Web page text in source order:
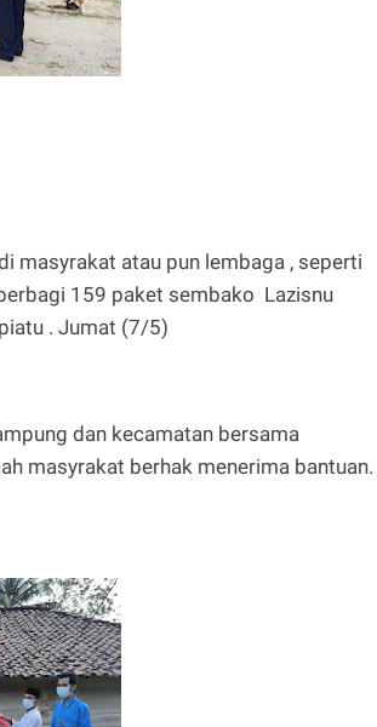
masyrakat atau pun lembaga , seperti
159 paket sembako Lazisnu
. Jumat (7/5)
dan kecamatan bersama
masyrakat berhak menerima bantuan.